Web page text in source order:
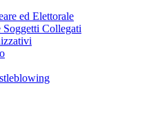
ed Elettorale
Collegati